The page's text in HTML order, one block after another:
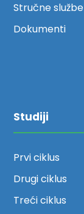
Stručne službe
Dokumenti
Studiji
Prvi ciklus
Drugi ciklus
Treći ciklus